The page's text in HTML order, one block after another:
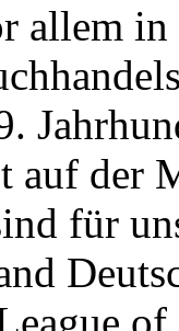
allem
auf der
für